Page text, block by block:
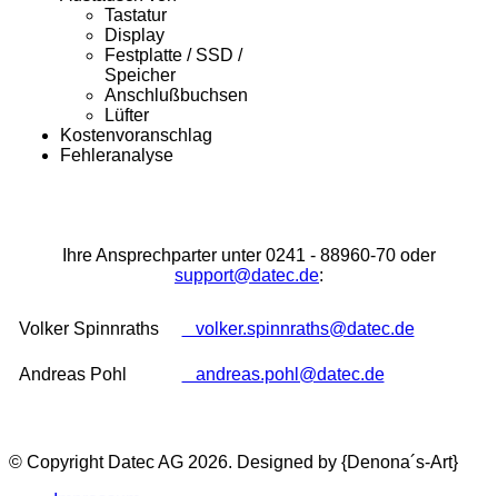
Tastatur
Display
Festplatte / SSD /
Speicher
Anschlußbuchsen
Lüfter
Kostenvoranschlag
Fehleranalyse
Ihre Ansprechparter unter 0241 - 88960-70 oder
support@datec.de:
Volker Spinnraths volker.spinnraths@datec.de
Andreas Pohl andreas.pohl@datec.de
© Copyright Datec AG 2026. Designed by {Denona´s-Art}